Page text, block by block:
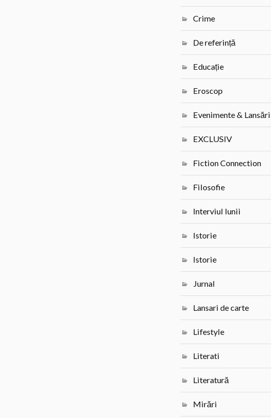
Crime
De referință
Educație
Eroscop
Evenimente & Lansări
EXCLUSIV
Fiction Connection
Filosofie
Interviul lunii
Istorie
Istorie
Jurnal
Lansari de carte
Lifestyle
Literati
Literatură
Mirări